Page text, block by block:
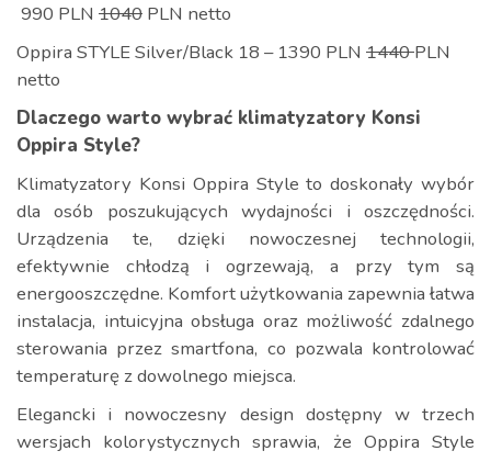
990 PLN 1040 PLN netto
Oppira STYLE Silver/Black 18 – 1390 PLN 1440PLN
netto
Dlaczego warto wybrać klimatyzatory Konsi
Oppira Style?
Klimatyzatory Konsi Oppira Style to doskonały wybór
dla osób poszukujących wydajności i oszczędności.
Urządzenia te, dzięki nowoczesnej technologii,
efektywnie chłodzą i ogrzewają, a przy tym są
energooszczędne. Komfort użytkowania zapewnia łatwa
instalacja, intuicyjna obsługa oraz możliwość zdalnego
sterowania przez smartfona, co pozwala kontrolować
temperaturę z dowolnego miejsca.
Elegancki i nowoczesny design dostępny w trzech
wersjach kolorystycznych sprawia, że Oppira Style